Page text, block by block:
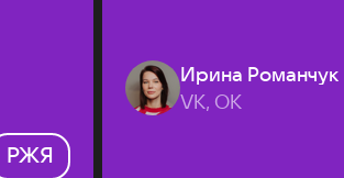
РЖЯ
Ирина Романчук
VK, ОК